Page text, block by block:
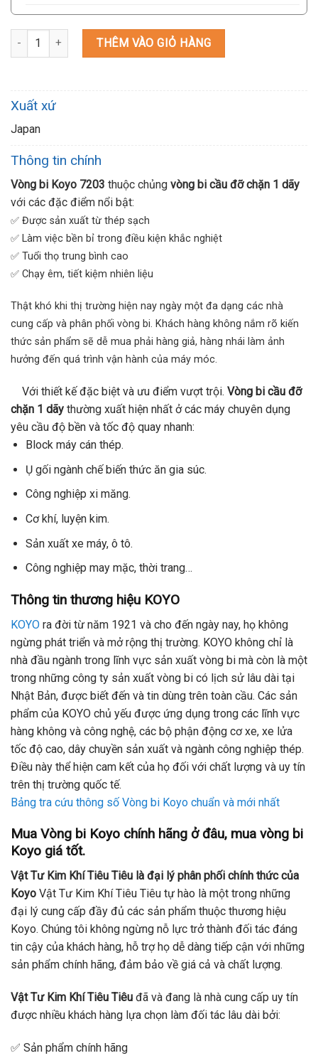
Vòng Bi / Bạc Đạn Koyo 7203 17x40x12mm số lượng
THÊM VÀO GIỎ HÀNG
Xuất xứ
Japan
Thông tin chính
Vòng bi Koyo 7203 thuộc chủng vòng bi cầu đỡ chặn 1 dãy
với các đặc điểm nổi bật:
✅ Được sản xuất từ thép sạch
✅ Làm việc bền bỉ trong điều kiện khắc nghiệt
✅ Tuổi thọ trung bình cao
✅ Chạy êm, tiết kiệm nhiên liệu
Thật khó khi thị trường hiện nay ngày một đa dạng các nhà
cung cấp và phân phối vòng bi. Khách hàng không nắm rõ kiến
thức sản phẩm sẽ dễ mua phải hàng giả, hàng nhái làm ảnh
hưởng đến quá trình vận hành của máy móc.
Với thiết kế đặc biệt và ưu điểm vượt trội. Vòng bi cầu đỡ
chặn 1 dãy thường xuất hiện nhất ở các máy chuyên dụng
yêu cầu độ bền và tốc độ quay nhanh:
Block máy cán thép.
Ụ gối ngành chế biến thức ăn gia súc.
Công nghiệp xi măng.
Cơ khí, luyện kim.
Sản xuất xe máy, ô tô.
Công nghiệp may mặc, thời trang…
Thông tin thương hiệu KOYO
KOYO ra đời từ năm 1921 và cho đến ngày nay, họ không
ngừng phát triển và mở rộng thị trường. KOYO không chỉ là
nhà đầu ngành trong lĩnh vực sản xuất vòng bi mà còn là một
trong những công ty sản xuất vòng bi có lịch sử lâu dài tại
Nhật Bản, được biết đến và tin dùng trên toàn cầu. Các sản
phẩm của KOYO chủ yếu được ứng dụng trong các lĩnh vực
hàng không và công nghệ, các bộ phận động cơ xe, xe lửa
tốc độ cao, dây chuyền sản xuất và ngành công nghiệp thép.
Điều này thể hiện cam kết của họ đối với chất lượng và uy tín
trên thị trường quốc tế.
Bảng tra cứu thông số Vòng bi Koyo chuẩn và mới nhất
Mua Vòng bi Koyo chính hãng ở đâu, mua vòng bi
Koyo giá tốt.
Vật Tư Kim Khí Tiêu Tiêu là đại lý phân phối chính thức của
Koyo Vật Tư Kim Khí Tiêu Tiêu tự hào là một trong những
đại lý cung cấp đầy đủ các sản phẩm thuộc thương hiệu
Koyo. Chúng tôi không ngừng nỗ lực trở thành đối tác đáng
tin cậy của khách hàng, hỗ trợ họ dễ dàng tiếp cận với những
sản phẩm chính hãng, đảm bảo về giá cả và chất lượng.
Vật Tư Kim Khí Tiêu Tiêu đã và đang là nhà cung cấp uy tín
được nhiều khách hàng lựa chọn làm đối tác lâu dài bởi:
✅ Sản phẩm chính hãng